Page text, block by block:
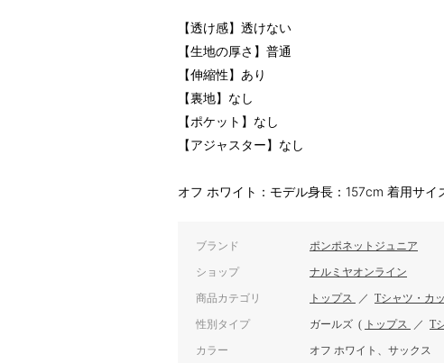
【透け感】透けない
【生地の厚さ】普通
【伸縮性】あり
【裏地】なし
【ポケット】なし
【アジャスター】なし
オフ ホワイト：モデル身長：157cm 着用サイ
ブランド ポンポネットジュニア
ショップ ナルミヤオンライン
商品カテゴリ トップス ／ Tシャツ・カ
性別タイプ ガールズ ( トップス ／ T
カラー オフ ホワイト、サックス